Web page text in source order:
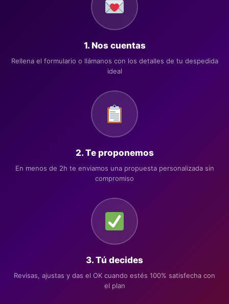
1. Nos cuentas
Rellena el formulario o llámanos con los detalles de tu despedida
ideal
2. Te proponemos
En menos de 2h te enviamos una propuesta personalizada sin
compromiso
3. Tú decides
Revisas, ajustas y das el OK cuando estés 100% satisfecha con
el plan